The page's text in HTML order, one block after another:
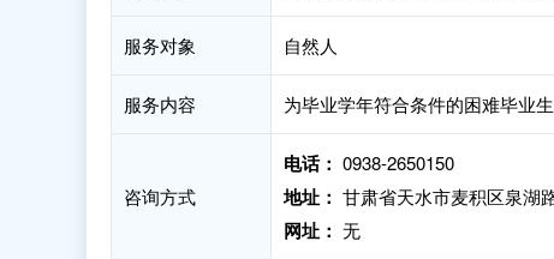
服务对象 自然人
服务内容 为毕业学年符合条件的困难毕业
咨询方式
电话： 0938-2650150
地址： 甘肃省天水市麦积区泉湖
网址： 无